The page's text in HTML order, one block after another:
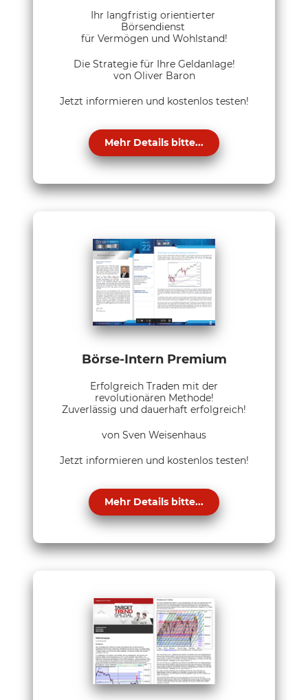
Ihr langfristig orientierter
Börsendienst
für Vermögen und Wohlstand!
Die Strategie für Ihre Geldanlage!
von Oliver Baron
Jetzt informieren und kostenlos testen!
Mehr Details bitte...
Börse-Intern Premium
Erfolgreich Traden mit der
revolutionären Methode!
Zuverlässig und dauerhaft erfolgreich!
von Sven Weisenhaus
Jetzt informieren und kostenlos testen!
Mehr Details bitte...